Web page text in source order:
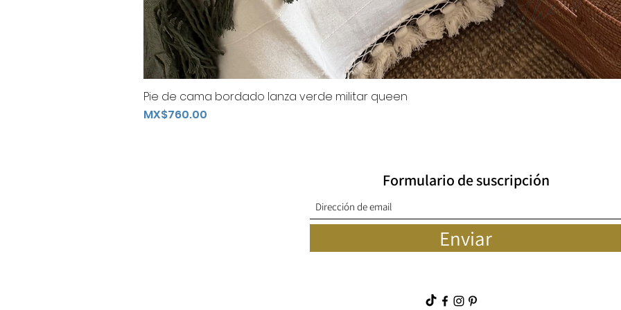
Pie de cama bordado lanza verde militar queen
Price
MX$760.00
Formulario de suscripción
Enviar